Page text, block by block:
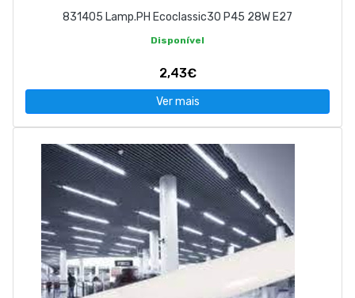
831405 Lamp.PH Ecoclassic30 P45 28W E27
Disponível
2,43€
Ver mais